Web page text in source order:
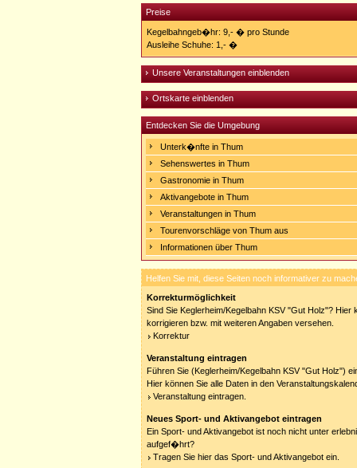
Preise
Kegelbahngeb�hr: 9,- � pro Stunde
Ausleihe Schuhe: 1,- �
Unsere Veranstaltungen einblenden
Ortskarte einblenden
Entdecken Sie die Umgebung
Unterk�nfte in Thum
Sehenswertes in Thum
Gastronomie in Thum
Aktivangebote in Thum
Veranstaltungen in Thum
Tourenvorschläge von Thum aus
Informationen über Thum
Helfen Sie mit, diese Seiten noch informativer zu
Korrekturmöglichkeit
Sind Sie Keglerheim/Kegelbahn KSV "Gut Holz"? Hier
korrigieren bzw. mit weiteren Angaben versehen.
Korrektur
Veranstaltung eintragen
Führen Sie (Keglerheim/Kegelbahn KSV "Gut Holz")
Hier können Sie alle Daten in den
Veranstaltung eintragen.
Neues Sport- und Aktivangebot eintragen
Ein Sport- und Aktivangebot ist noch nicht unter
aufgef�hrt?
Tragen Sie hier das Sport- und Aktivangebot ein.